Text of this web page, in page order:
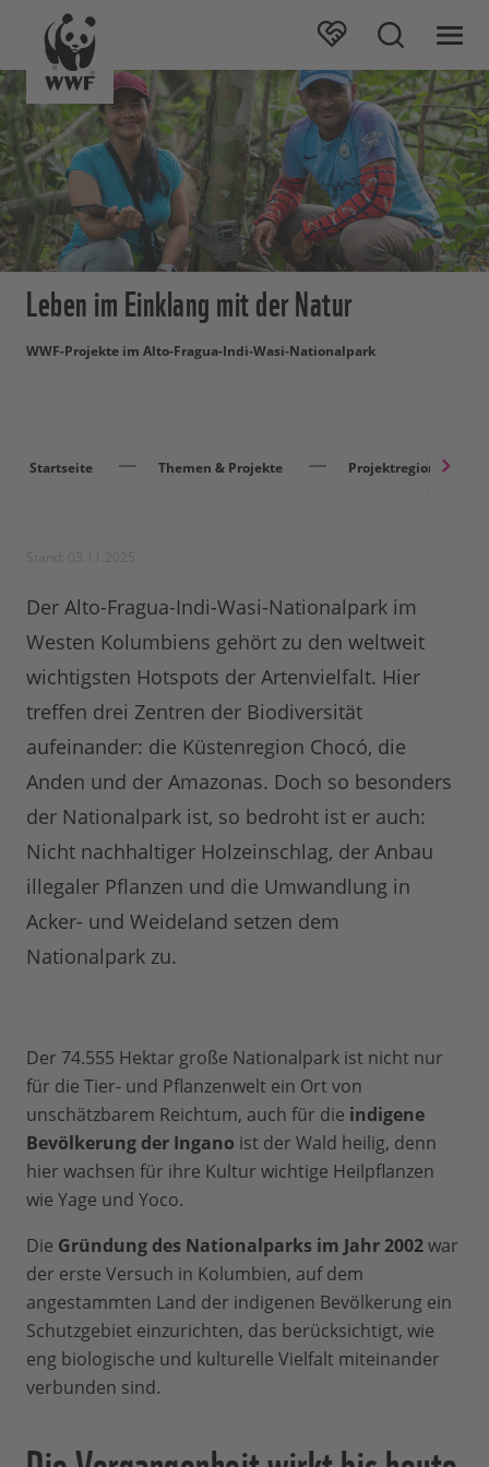
Leben im Einklang mit der Natur
WWF-Projekte im Alto-Fragua-Indi-Wasi-Nationalpark
Startseite Themen & Projekte Projektregionen
Der Alto-Fragua-Indi-Wasi-Nationalpark im
Westen Kolumbiens gehört zu den weltweit
wichtigsten Hotspots der Artenvielfalt. Hier
treffen drei Zentren der Biodiversität
aufeinander: die Küstenregion Chocó, die
Anden und der Amazonas. Doch so besonders
der Nationalpark ist, so bedroht ist er auch:
Nicht nachhaltiger Holzeinschlag, der Anbau
illegaler Pflanzen und die Umwandlung in
Acker- und Weideland setzen dem
Nationalpark zu.
Der 74.555 Hektar große Nationalpark ist nicht nur
für die Tier- und Pflanzenwelt ein Ort von
unschätzbarem Reichtum, auch für die indigene
Bevölkerung der Ingano ist der Wald heilig, denn
hier wachsen für ihre Kultur wichtige Heilpflanzen
wie Yage und Yoco.
Die Gründung des Nationalparks im Jahr 2002war
der erste Versuch in Kolumbien, auf dem
angestammten Land der indigenen Bevölkerung ein
Schutzgebiet einzurichten, das berücksichtigt, wie
eng biologische und kulturelle Vielfalt miteinander
verbunden sind.